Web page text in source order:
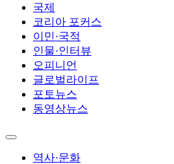
국제
코리아 포커스
이민·국적
인물·인터뷰
오피니언
글로벌라이프
포토뉴스
동영상뉴스
역사·문화